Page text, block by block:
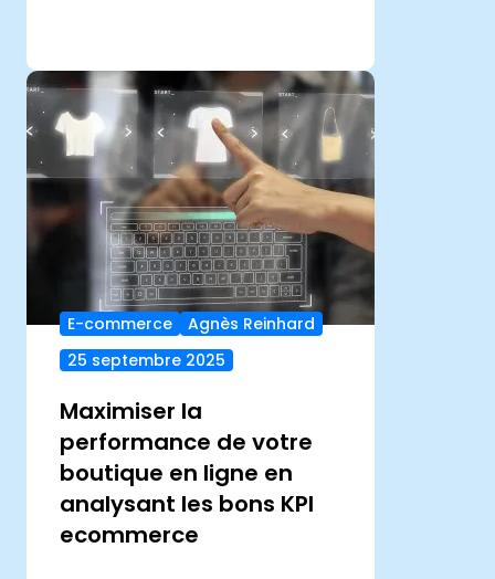
E-commerce
Agnès Reinhard
25 septembre 2025
Maximiser la
performance de votre
boutique en ligne en
analysant les bons KPI
ecommerce